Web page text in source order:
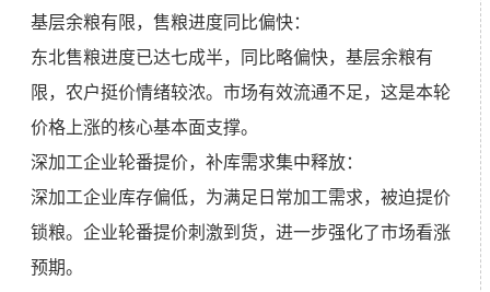
基层余粮有限，售粮进度同比偏快：
东北售粮进度已达七成半，同比略偏快，基层余粮有
限，农户挺价情绪较浓。市场有效流通不足，这是本轮
价格上涨的核心基本面支撑。
深加工企业轮番提价，补库需求集中释放：
深加工企业库存偏低，为满足日常加工需求，被迫提价
锁粮。企业轮番提价刺激到货，进一步强化了市场看涨
预期。